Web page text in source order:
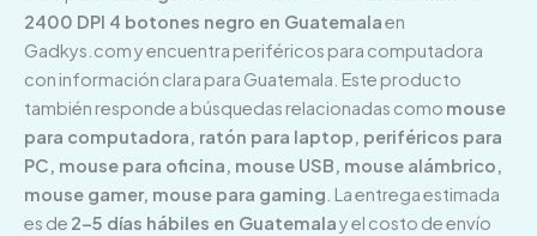
2400 DPI 4 botones negro en Guatemalaen
Gadkys.com y encuentra periféricos para computadora
con información clara para Guatemala. Este producto
también responde a búsquedas relacionadas como mouse
para computadora, ratón para laptop, periféricos para
PC, mouse para oficina, mouse USB, mouse alámbrico,
mouse gamer, mouse para gaming . La entrega estimada
es de 2–5 días hábiles en Guatemalay el costo de envío